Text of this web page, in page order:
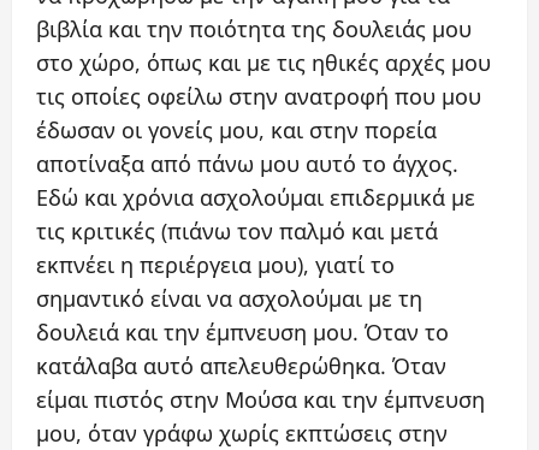
βιβλία και την ποιότητα της δουλειάς μου
στο χώρο, όπως και με τις ηθικές αρχές μου
τις οποίες οφείλω στην ανατροφή που μου
έδωσαν οι γονείς μου, και στην πορεία
αποτίναξα από πάνω μου αυτό το άγχος.
Εδώ και χρόνια ασχολούμαι επιδερμικά με
τις κριτικές (πιάνω τον παλμό και μετά
εκπνέει η περιέργεια μου), γιατί το
σημαντικό είναι να ασχολούμαι με τη
δουλειά και την έμπνευση μου. Όταν το
κατάλαβα αυτό απελευθερώθηκα. Όταν
είμαι πιστός στην Μούσα και την έμπνευση
μου, όταν γράφω χωρίς εκπτώσεις στην